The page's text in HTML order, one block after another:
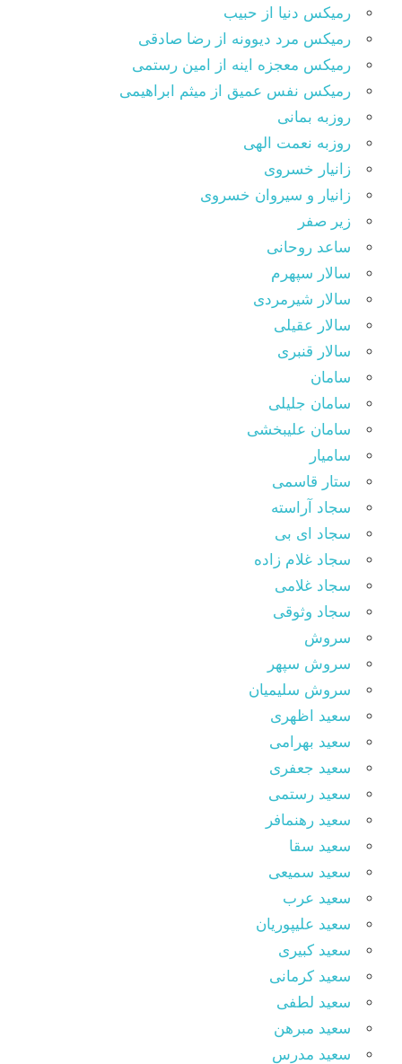
رمیکس دنیا از حبیب
رمیکس مرد دیوونه از رضا صادقی
رمیکس معجزه اینه از امین رستمی
رمیکس نفس عمیق از میثم ابراهیمی
روزبه بمانی
روزبه نعمت الهی
زانیار خسروی
زانیار و سیروان خسروی
زیر صفر
ساعد روحانی
سالار سپهرم
سالار شیرمردی
سالار عقیلی
سالار قنبری
سامان
سامان جلیلی
سامان علیبخشی
سامیار
ستار قاسمی
سجاد آراسته
سجاد ای بی
سجاد غلام زاده
سجاد غلامی
سجاد وثوقى
سروش
سروش سپهر
سروش سلیمیان
سعید اظهری
سعید بهرامی
سعید جعفری
سعید رستمی
سعید رهنمافر
سعید سقا
سعید سمیعی
سعید عرب
سعید علیپوریان
سعید کبیری
سعید کرمانی
سعید لطفی
سعید مبرهن
سعید مدرس